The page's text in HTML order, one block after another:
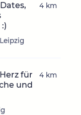
4 km
für
und
4 km